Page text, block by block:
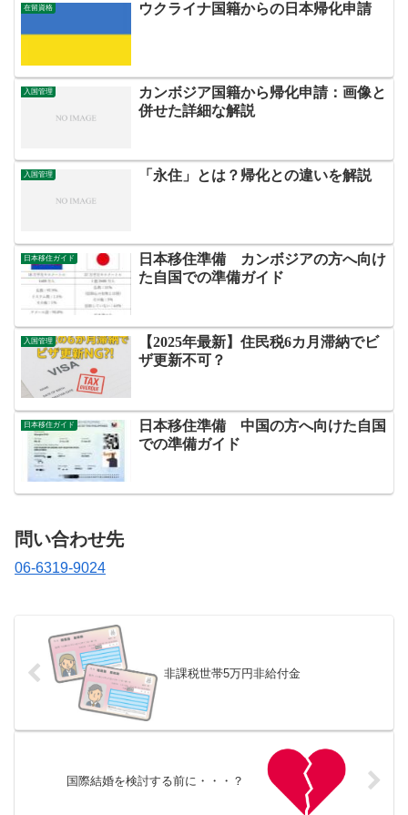
在留資格 ウクライナ国籍からの日本帰化申請
入国管理
カンボジア国籍から帰化申請：画像と
併せた詳細な解説
入国管理 「永住」とは？帰化との違いを解説
日本移住ガイド
日本移住準備 カンボジアの方へ向け
た自国での準備ガイド
入国管理
【2025年最新】住民税6カ月滞納でビ
ザ更新不可？
日本移住ガイド
日本移住準備 中国の方へ向けた自国
での準備ガイド
問い合わせ先
06-6319-9024
非課税世帯5万円非給付金
国際結婚を検討する前に・・・？